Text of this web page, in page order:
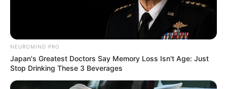
Nyimas Ratu Rafa
NEUROMIND PRO
Japan's Greatest Doctors Say Memory Loss Isn't Age: Just
Stop Drinking These 3 Beverages